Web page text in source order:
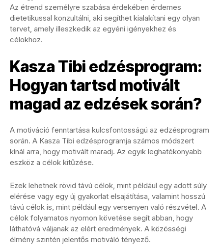
Az étrend személyre szabása érdekében érdemes
dietetikussal konzultálni, aki segíthet kialakítani egy olyan
tervet, amely illeszkedik az egyéni igényekhez és
célokhoz.
Kasza Tibi edzésprogram:
Hogyan tartsd motivált
magad az edzések során?
A motiváció fenntartása kulcsfontosságú az edzésprogram
során. A Kasza Tibi edzésprogramja számos módszert
kínál arra, hogy motivált maradj. Az egyik leghatékonyabb
eszköz a célok kitűzése.
Ezek lehetnek rövid távú célok, mint például egy adott súly
elérése vagy egy új gyakorlat elsajátítása, valamint hosszú
távú célok is, mint például egy versenyen való részvétel. A
célok folyamatos nyomon követése segít abban, hogy
láthatóvá váljanak az elért eredmények. A közösségi
élmény szintén jelentős motiváló tényező.